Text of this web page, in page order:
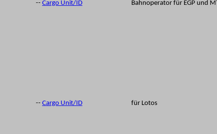
-- Cargo Unit/ID Bahnoperator für EGP und
-- Cargo Unit/ID für Lotos